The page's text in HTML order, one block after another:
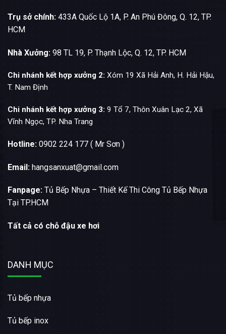
Trụ sở chính: 433A Quốc Lộ 1A, P. An Phú Đông, Q. 12, TP.
HCM
Nhà Xưởng: 98 TL 19, P. Thạnh Lộc, Q. 12, TP. HCM
Chi nhánh kết hợp xưởng 2: Xóm 19 Xã Hải Anh, H. Hải Hậu,
T. Nam Định
Chi nhánh kết hợp xưởng 3: 9 Tổ 7, Thôn Xuân Lạc 2, Xã
Vĩnh Ngọc, TP. Nha Trang
Hotline: 0902 224 177 ( Mr Sơn )
Email: hangsanxuat@gmail.com
Fanpage: Tủ Bếp Nhựa – Thiết Kế Thi Công Tủ Bếp Nhựa
Tại TP.HCM
Tất cả có chỗ đậu xe hơi
DANH MỤC
Tủ bếp nhựa
Tủ bếp inox